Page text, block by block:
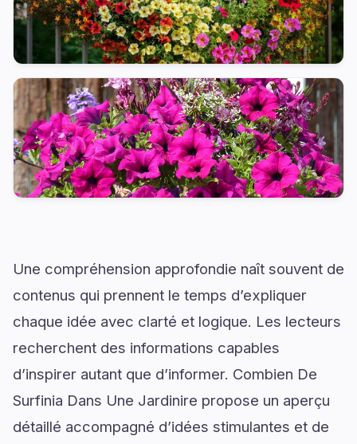
Une compréhension approfondie naît souvent de
contenus qui prennent le temps d’expliquer
chaque idée avec clarté et logique. Les lecteurs
recherchent des informations capables
d’inspirer autant que d’informer. Combien De
Surfinia Dans Une Jardinire propose un aperçu
détaillé accompagné d’idées stimulantes et de